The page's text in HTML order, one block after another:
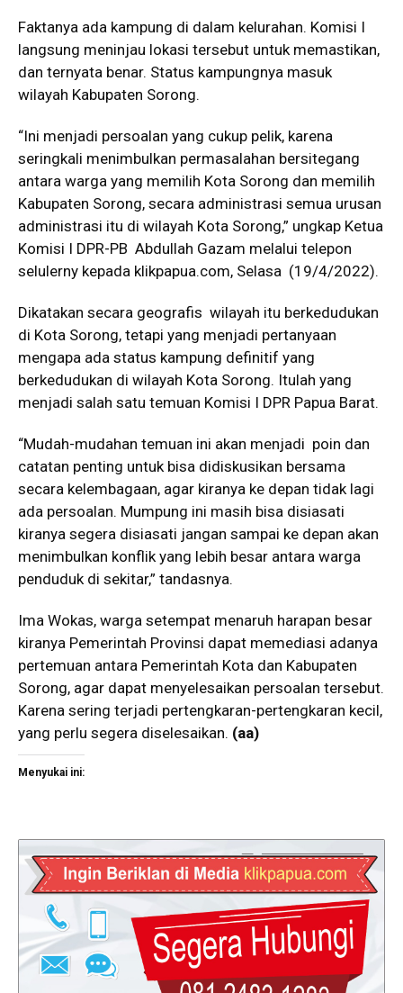
Faktanya ada kampung di dalam kelurahan. Komisi I
langsung meninjau lokasi tersebut untuk memastikan,
dan ternyata benar. Status kampungnya masuk
wilayah Kabupaten Sorong.
“Ini menjadi persoalan yang cukup pelik, karena
seringkali menimbulkan permasalahan bersitegang
antara warga yang memilih Kota Sorong dan memilih
Kabupaten Sorong, secara administrasi semua urusan
administrasi itu di wilayah Kota Sorong,” ungkap Ketua
Komisi I DPR-PB Abdullah Gazam melalui telepon
selulerny kepada klikpapua.com, Selasa (19/4/2022).
Dikatakan secara geografis wilayah itu berkedudukan
di Kota Sorong, tetapi yang menjadi pertanyaan
mengapa ada status kampung definitif yang
berkedudukan di wilayah Kota Sorong. Itulah yang
menjadi salah satu temuan Komisi I DPR Papua Barat.
“Mudah-mudahan temuan ini akan menjadi poin dan
catatan penting untuk bisa didiskusikan bersama
secara kelembagaan, agar kiranya ke depan tidak lagi
ada persoalan. Mumpung ini masih bisa disiasati
kiranya segera disiasati jangan sampai ke depan akan
menimbulkan konflik yang lebih besar antara warga
penduduk di sekitar,” tandasnya.
Ima Wokas, warga setempat menaruh harapan besar
kiranya Pemerintah Provinsi dapat memediasi adanya
pertemuan antara Pemerintah Kota dan Kabupaten
Sorong, agar dapat menyelesaikan persoalan tersebut.
Karena sering terjadi pertengkaran-pertengkaran kecil,
yang perlu segera diselesaikan. (aa)
Menyukai ini: